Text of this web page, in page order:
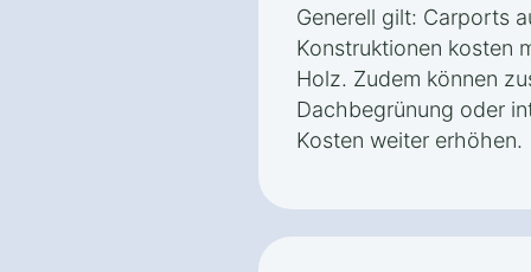
Generell gilt: Carports
Konstruktionen kosten
Holz. Zudem können
Dachbegrünung oder
Kosten weiter erhöhen.